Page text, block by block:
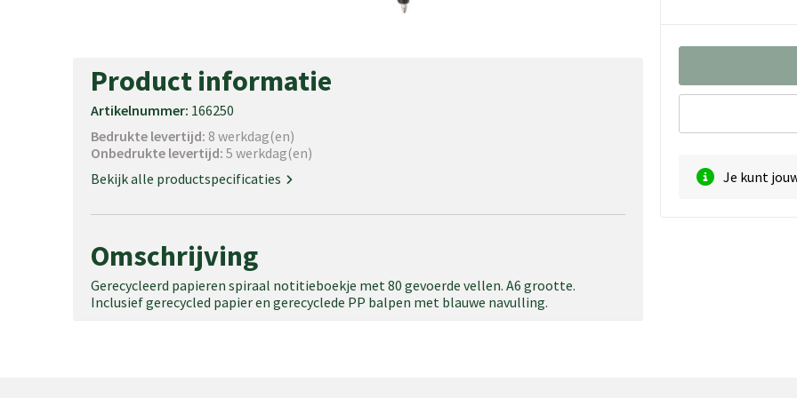
Product informatie
Artikelnummer: 166250
Bedrukte levertijd: 8 werkdag(en)
Onbedrukte levertijd: 5 werkdag(en)
Bekijk alle productspecificaties
Omschrijving
Gerecycleerd papieren spiraal notitieboekje met 80 gevoerde vellen. A6 grootte.
Inclusief gerecycled papier en gerecyclede PP balpen met blauwe navulling.
Je kunt